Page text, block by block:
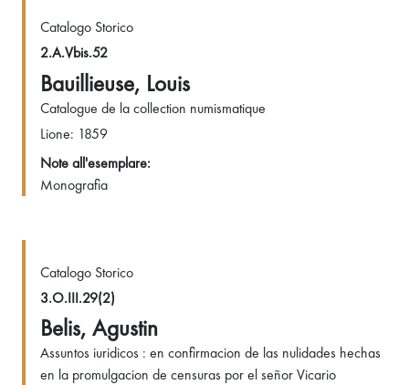
Catalogo Storico
2.A.Vbis.52
Bauillieuse, Louis
Catalogue de la collection numismatique
Lione: 1859
Note all'esemplare:
Monografia
Catalogo Storico
3.O.III.29(2)
Belis, Agustin
Assuntos iuridicos : en confirmacion de las nulidades hechas
en la promulgacion de censuras por el señor Vicario